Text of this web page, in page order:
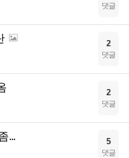
댓글
2
댓글
2
댓글
... 5
댓글